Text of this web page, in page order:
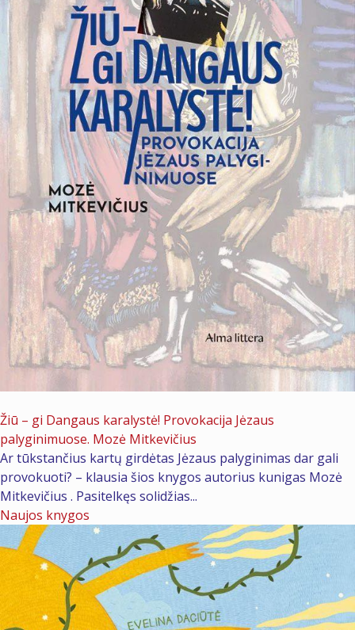
Žiū – gi Dangaus karalystė! Provokacija Jėzaus
palyginimuose. Mozė Mitkevičius
Ar tūkstančius kartų girdėtas Jėzaus palyginimas dar gali
provokuoti? – klausia šios knygos autorius kunigas Mozė
Mitkevičius . Pasitelkęs solidžias...
Naujos knygos